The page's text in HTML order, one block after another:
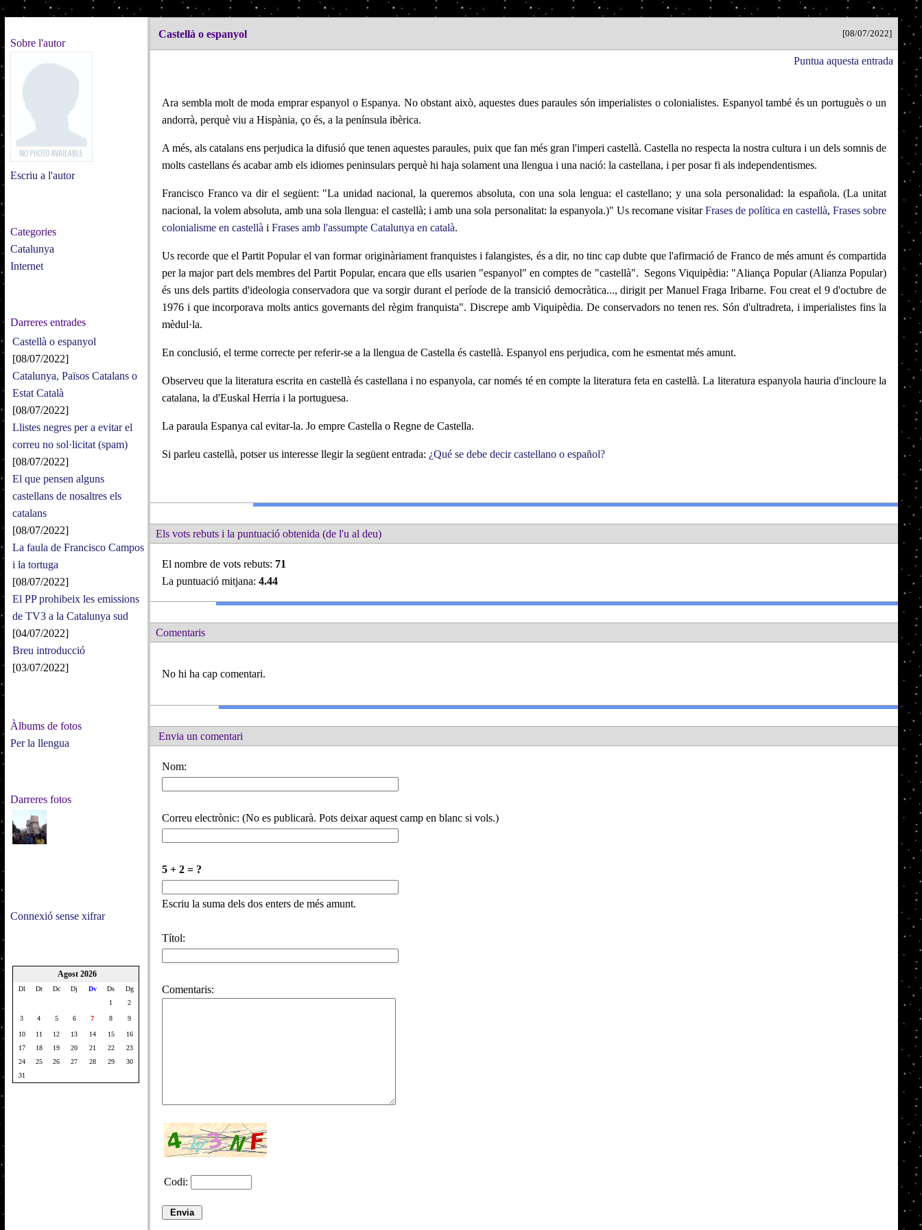
Sobre l'autor
Escriu a l'autor
Categories
Catalunya
Internet
Darreres entrades
Castellà o espanyol
[08/07/2022]
Catalunya, Països Catalans o
Estat Català
[08/07/2022]
Llistes negres per a evitar el
correu no sol·licitat (spam)
[08/07/2022]
El que pensen alguns
castellans de nosaltres els
catalans
[08/07/2022]
La faula de Francisco Campos
i la tortuga
[08/07/2022]
El PP prohibeix les emissions
de TV3 a la Catalunya sud
[04/07/2022]
Breu introducció
[03/07/2022]
Àlbums de fotos
Per la llengua
Darreres fotos
Connexió sense xifrar
Agost 2026
Dl Dt Dc Dj Dv Ds
Dg
1
2
3 4 5 6 7 8 9
10 11 12 13 14 15
16
17
18 19 20 21 22
23
24
25 26 27 28 29
30
31
Castellà o espanyol [08/07/2022]
Puntua aquesta entrada
Ara sembla molt de moda emprar espanyol o Espanya. No obstant això, aquestes dues paraules són imperialistes o colonialistes. Espanyol també és un portuguès o un
andorrà, perquè viu a Hispània, ço és, a la península ibèrica.
A més, als catalans ens perjudica la difusió que tenen aquestes paraules, puix que fan més gran l'imperi castellà. Castella no respecta la nostra cultura i un dels somnis de
molts castellans és acabar amb els idiomes peninsulars perquè hi haja solament una llengua i una nació: la castellana, i per posar fi als independentismes.
Francisco Franco va dir el següent: "La unidad nacional, la queremos absoluta, con una sola lengua: el castellano; y una sola personalidad: la española. (La unitat
nacional, la volem absoluta, amb una sola llengua: el castellà; i amb una sola personalitat: la espanyola.)" Us recomane visitarFrases de política en castellà, Frases sobre
colonialisme en castellà i Frases amb l'assumpte Catalunya en català.
Us recorde que el Partit Popular el van formar originàriament franquistes i falangistes, és a dir, no tinc cap dubte que l'afirmació de Franco de més amunt és compartida
per la major part dels membres del Partit Popular, encara que ells usarien "espanyol" en comptes de "castellà". Segons Viquipèdia: "Aliança Popular (Alianza Popular)
és uns dels partits d'ideologia conservadora que va sorgir durant el període de la transició democràtica..., dirigit per Manuel Fraga Iribarne. Fou creat el 9 d'octubre de
1976 i que incorporava molts antics governants del règim franquista". Discrepe amb Viquipèdia. De conservadors no tenen res. Són d'ultradreta, i imperialistes fins la
mèdul·la.
En conclusió, el terme correcte per referir-se a la llengua de Castella és castellà. Espanyol ens perjudica, com he esmentat més amunt.
Observeu que la literatura escrita en castellà és castellana i no espanyola, car només té en compte la literatura feta en castellà. La literatura espanyola hauria d'incloure la
catalana, la d'Euskal Herria i la portuguesa.
La paraula Espanya cal evitar-la. Jo empre Castella o Regne de Castella.
Si parleu castellà, potser us interesse llegir la següent entrada: ¿Qué se debe decir castellano o español?
Els vots rebuts i la puntuació obtenida (de l'u al deu)
El nombre de vots rebuts: 71
La puntuació mitjana: 4.44
Comentaris
No hi ha cap comentari.
Envia un comentari
Nom:
Correu electrònic: (No es publicarà. Pots deixar aquest camp en blanc si vols.)
5 + 2 = ?
Escriu la suma dels dos enters de més amunt.
Títol:
Comentaris:
Codi: